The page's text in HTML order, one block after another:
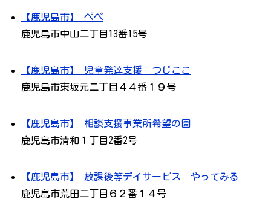
【鹿児島市】 ぺぺ
鹿児島市中山二丁目13番15号
【鹿児島市】 児童発達支援 つじここ
鹿児島市東坂元二丁目４４番１９号
【鹿児島市】 相談支援事業所希望の園
鹿児島市清和１丁目2番2号
【鹿児島市】 放課後等デイサービス やってみる
鹿児島市荒田二丁目６２番１４号